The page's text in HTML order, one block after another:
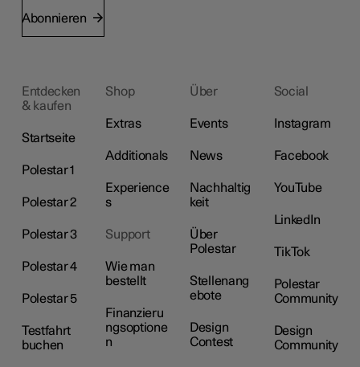
Abonnieren
Entdecken
& kaufen
Startseite
Polestar 1
Polestar 2
Polestar 3
Polestar 4
Polestar 5
Testfahrt
buchen
Shop
Extras
Additionals
Experience
s
Support
Wie man
bestellt
Finanzieru
ngsoptione
n
Über
Events
News
Nachhaltig
keit
Über
Polestar
Stellenang
ebote
Design
Contest
Social
Instagram
Facebook
YouTube
LinkedIn
TikTok
Polestar
Community
Design
Community